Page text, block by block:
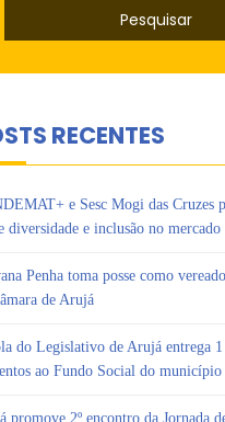
RECENTES
e Sesc Mogi das Cruzes
diversidade e inclusão no
Penha toma posse como
de Arujá
do Legislativo de Arujá entrega 1
ao Fundo Social do município
promove 2º encontro da Jornada